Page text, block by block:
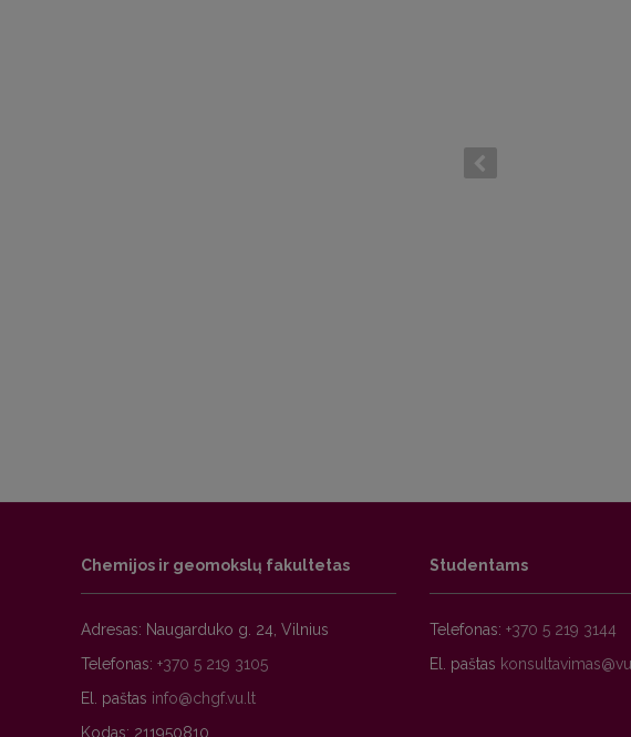
Chemijos ir geomokslų fakultetas
Adresas: Naugarduko g. 24, Vilnius
Telefonas: +370 5 219 3105
El. paštas
Kodas: 211950810
Studentams
Telefonas: +370 5 219 3144
El. paštas